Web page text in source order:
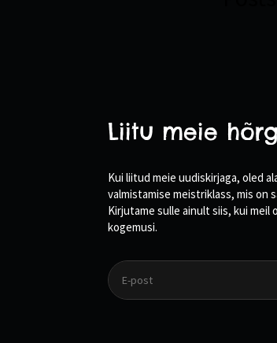
Liitu meie
Kui liitud meie uudiskirjaga, oled
valmistamise meistriklass, mis on
Kirjutame sulle ainult siis, kui meil
kogemusi.